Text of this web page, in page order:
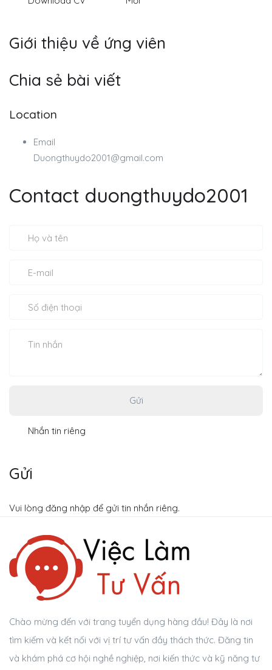
Giới thiệu về ứng viên
Chia sẻ bài viết
Location
Email
Duongthuydo2001@gmail.com
Contact duongthuydo2001
Gửi
Nhắn tin riêng
Gửi
Vui lòng đăng nhập để gửi tin nhắn riêng.
Chào mừng đến với trang tuyển dụng hàng đầu! Đây là nơi
tìm kiếm và kết nối với vị trí tư vấn đầy thách thức. Đăng tin
và khám phá cơ hội nghề nghiệp, nơi kiến thức và kỹ năng tư